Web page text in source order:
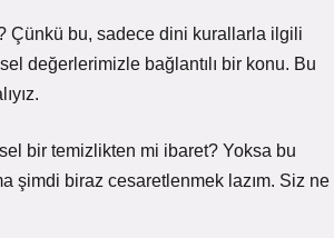
Çünkü bu, sadece dini kurallarla ilgili
değerlerimizle bağlantılı bir konu. Bu
bir temizlikten mi ibaret? Yoksa bu
şimdi biraz cesaretlenmek lazım. Siz ne